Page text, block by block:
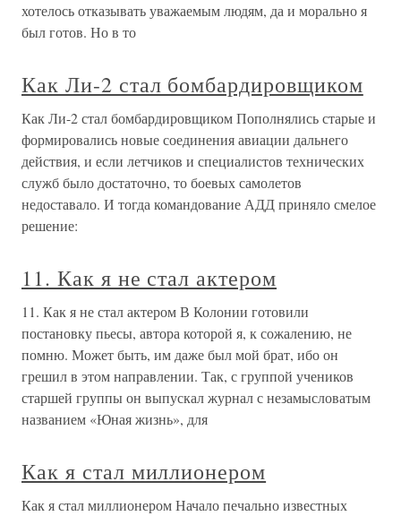
хотелось отказывать уважаемым людям, да и морально я
был готов. Но в то
Как Ли-2 стал бомбардировщиком
Как Ли-2 стал бомбардировщиком Пополнялись старые и
формировались новые соединения авиации дальнего
действия, и если летчиков и специалистов технических
служб было достаточно, то боевых самолетов
недоставало. И тогда командование АДД приняло смелое
решение:
11. Как я не стал актером
11. Как я не стал актером В Колонии готовили
постановку пьесы, автора которой я, к сожалению, не
помню. Может быть, им даже был мой брат, ибо он
грешил в этом направлении. Так, с группой учеников
старшей группы он выпускал журнал с незамысловатым
названием «Юная жизнь», для
Как я стал миллионером
Как я стал миллионером Начало печально известных